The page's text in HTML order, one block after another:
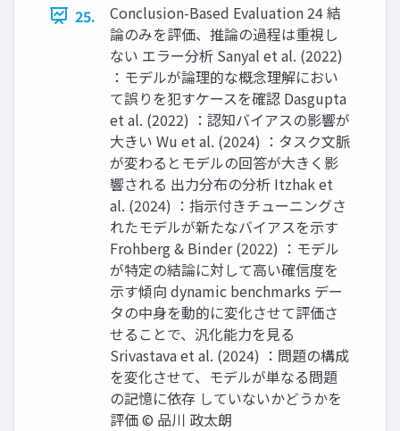
25.
Conclusion-Based Evaluation 24 結
論のみを評価、推論の過程は重視し
ない エラー分析 Sanyal et al. (2022)
：モデルが論理的な概念理解におい
て誤りを犯すケースを確認 Dasgupta
et al. (2022) ：認知バイアスの影響が
大きい Wu et al. (2024) ：タスク文脈
が変わるとモデルの回答が大きく影
響される 出力分布の分析 Itzhak et
al. (2024) ：指示付きチューニングさ
れたモデルが新たなバイアスを示す
Frohberg & Binder (2022) ：モデル
が特定の結論に対して高い確信度を
示す傾向 dynamic benchmarks デー
タの中身を動的に変化させて評価さ
せることで、汎化能力を見る
Srivastava et al. (2024) ：問題の構成
を変化させて、モデルが単なる問題
の記憶に依存 していないかどうかを
評価 © 品川 政太朗